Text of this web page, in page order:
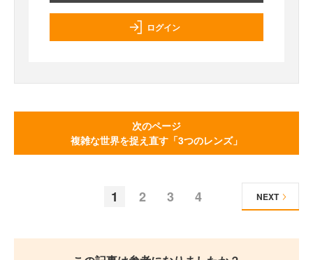
ログイン
次のページ
複雑な世界を捉え直す「3つのレンズ」
1 2 3 4 NEXT